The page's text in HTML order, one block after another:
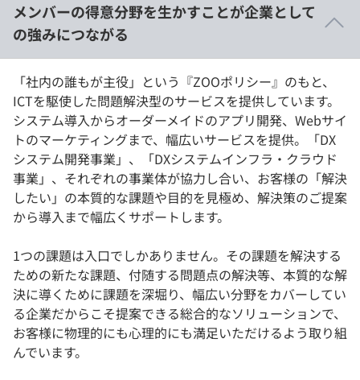
個人向けプラン
法人向けプラン
学校向けプラン
契約内容・クーポン
メンバーの得意分野を生かすことが企業として
の強みにつながる
「社内の誰もが主役」という『ZOOポリシー』のもと、
ICTを駆使した問題解決型のサービスを提供しています。
システム導入からオーダーメイドのアプリ開発、Webサイ
トのマーケティングまで、幅広いサービスを提供。「DX
システム開発事業」、「DXシステムインフラ・クラウド
事業」、それぞれの事業体が協力し合い、お客様の「解決
したい」の本質的な課題や目的を見極め、解決策のご提案
から導入まで幅広くサポートします。
1つの課題は入口でしかありません。その課題を解決する
ための新たな課題、付随する問題点の解決等、本質的な解
決に導くために課題を深堀り、幅広い分野をカバーしてい
る企業だからこそ提案できる総合的なソリューションで、
お客様に物理的にも心理的にも満足いただけるよう取り組
んでいます。